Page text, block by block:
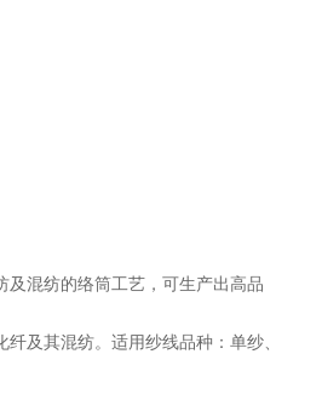
及混纺的络筒工艺，可生产出高品
及其混纺。适用纱线品种：单纱、